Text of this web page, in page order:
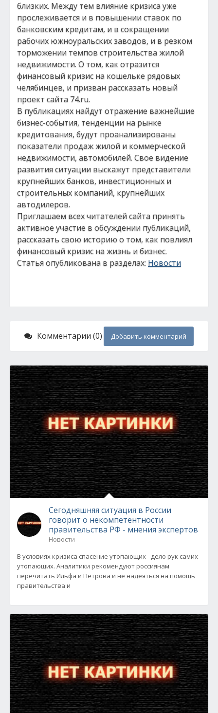
близких. Между тем влияние кризиса уже
прослеживается и в повышении ставок по
банковским кредитам, и в сокращении
рабочих южноуральских заводов, и в резком
торможении темпов строительства жилой
недвижимости. О том, как отразится
финансовый кризис на кошельке рядовых
челябинцев, и призван рассказать новый
проект сайта 74.ru.
В публикациях найдут отражение важнейшие
бизнес-события, тенденции на рынке
кредитования, будут проанализированы
показатели продаж жилой и коммерческой
недвижимости, автомобилей. Свое видение
развития ситуации выскажут представители
крупнейших банков, инвестиционных и
строительных компаний, крупнейших
автодилеров.
Приглашаем всех читателей сайта принять
активное участие в обсуждении публикаций,
рассказать свою историю о том, как повлиял
финансовый кризис на жизнь и бизнес.
Статья опубликована в разделах: Новости
Комментарии (0) Добавить комментарий
Сегодняшняя ситуация в России
говорит о некомпетентности
правительства РФ - мнения экспертов
Новости
В условиях кризиса спасение утопающих - дело рук самих
утопающих. Аналитики рекомендуют россиянам
перечитать Ильфа и Петрова и не надеяться на помощь
правительства и